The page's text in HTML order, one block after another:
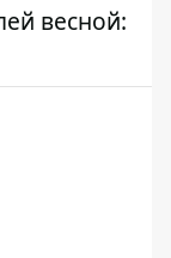
весной: